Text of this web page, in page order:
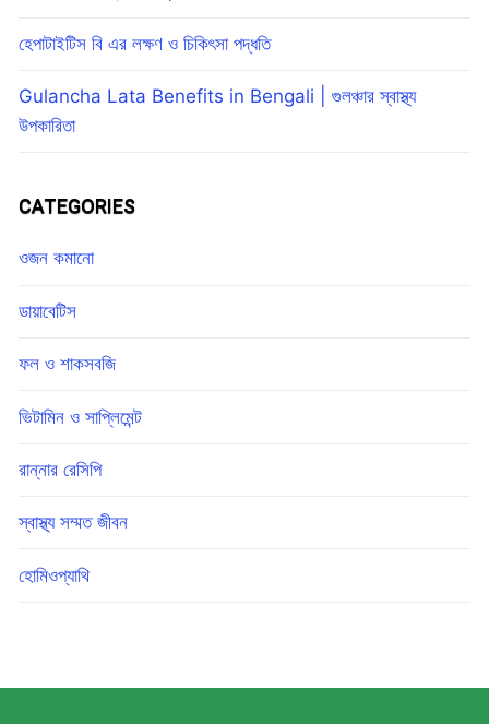
হেপাটাইটিস বি এর লক্ষণ ও চিকিৎসা পদ্ধতি
Gulancha Lata Benefits in Bengali | গুলঞ্চার স্বাস্থ্য
উপকারিতা
CATEGORIES
ওজন কমানো
ডায়াবেটিস
ফল ও শাকসবজি
ভিটামিন ও সাপ্লিমেন্ট
রান্নার রেসিপি
স্বাস্থ্য সম্মত জীবন
হোমিওপ্যাথি